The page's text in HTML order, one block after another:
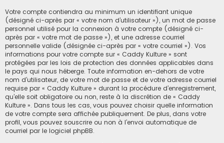
Votre compte contiendra au minimum un identifiant unique
(désigné ci-après par « votre nom d’utilisateur »), un mot de passe
personnel utilisé pour la connexion à votre compte (désigné ci-
après par « votre mot de passe »), et une adresse courriel
personnelle valide (désignée ci-après par « votre courriel »). Vos
informations pour votre compte sur « Caddy Kulture » sont
protégées par les lois de protection des données applicables dans
le pays qui nous héberge. Toute information en-dehors de votre
nom d’utilisateur, de votre mot de passe et de votre adresse courriel
requise par « Caddy Kulture » durant la procédure d’enregistrement,
qu’elle soit obligatoire ou non, reste à la discrétion de « Caddy
Kulture ». Dans tous les cas, vous pouvez choisir quelle information
de votre compte sera affichée publiquement. De plus, dans votre
profil, vous pouvez souscrire ou non à l’envoi automatique de
courriel par le logiciel phpBB.